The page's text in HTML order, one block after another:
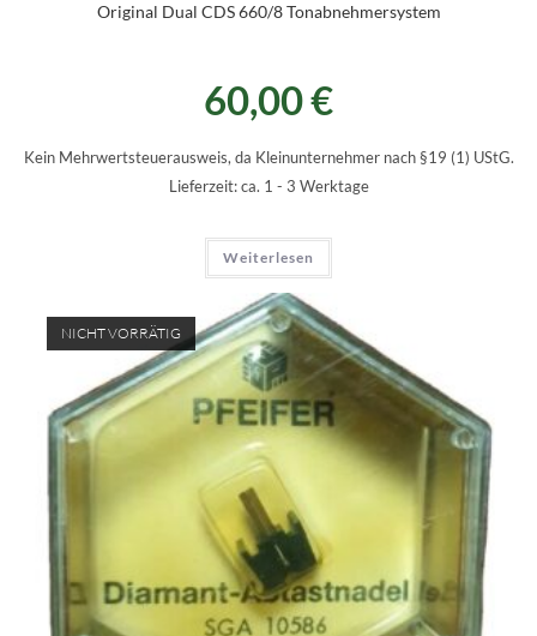
Original Dual CDS 660/8 Tonabnehmersystem
60,00€
Kein Mehrwertsteuerausweis, da Kleinunternehmer nach §19 (1) UStG.
Lieferzeit: ca. 1 - 3 Werktage
Weiterlesen
NICHT VORRÄTIG